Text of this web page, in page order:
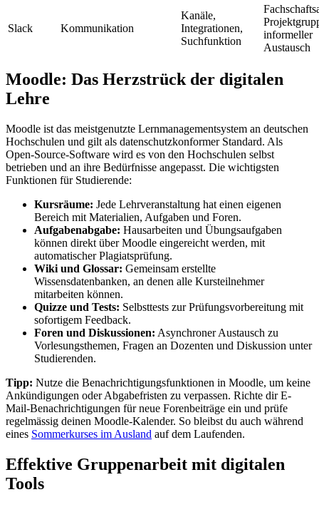
Slack Kommunikation
Kanäle,
Integrationen,
Suchfunktion
informeller
Austausch
Moodle: Das Herzstrück der digitalen
Lehre
Moodle ist das meistgenutzte Lernmanagementsystem an deutschen
Hochschulen und gilt als datenschutzkonformer Standard. Als
Open-Source-Software wird es von den Hochschulen selbst
betrieben und an ihre Bedürfnisse angepasst. Die wichtigsten
Funktionen für Studierende:
Kursräume: Jede Lehrveranstaltung hat einen eigenen
Bereich mit Materialien, Aufgaben und Foren.
Aufgabenabgabe: Hausarbeiten und Übungsaufgaben
können direkt über Moodle eingereicht werden, mit
automatischer Plagiatsprüfung.
Wiki und Glossar: Gemeinsam erstellte
Wissensdatenbanken, an denen alle Kursteilnehmer
mitarbeiten können.
Quizze und Tests: Selbsttests zur Prüfungsvorbereitung mit
sofortigem Feedback.
Foren und Diskussionen: Asynchroner Austausch zu
Vorlesungsthemen, Fragen an Dozenten und Diskussion unter
Studierenden.
Tipp: Nutze die Benachrichtigungsfunktionen in Moodle, um keine
Ankündigungen oder Abgabefristen zu verpassen. Richte dir E-
Mail-Benachrichtigungen für neue Forenbeiträge ein und prüfe
regelmässig deinen Moodle-Kalender. So bleibst du auch während
eines Sommerkurses im Ausland auf dem Laufenden.
Effektive Gruppenarbeit mit digitalen
Tools